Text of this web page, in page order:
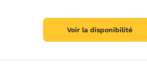
Voir la disponibilité